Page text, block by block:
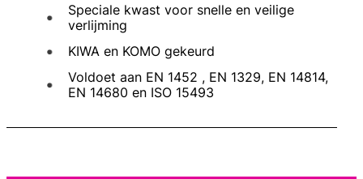
Speciale kwast voor snelle en veilige
verlijming
KIWA en KOMO gekeurd
Voldoet aan EN 1452 , EN 1329, EN 14814,
EN 14680 en ISO 15493